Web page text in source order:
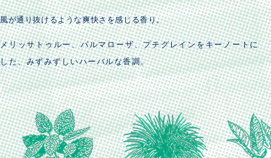
風が通り抜けるような爽快さを感じる香り。
メリッサトゥルー、パルマローザ、プチグレインをキーノートに
した、みずみずしいハーバルな香調。